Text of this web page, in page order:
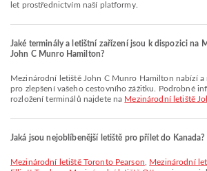
let prostřednictvím naší platformy.
Jaké terminály a letištní zařízení jsou k dispozici na
John C Munro Hamilton?
Mezinárodní letiště John C Munro Hamilton nabízí a mnoho dalších služeb
pro zlepšení vašeho cestovního zážitku. Podrobné
rozložení terminálů najdete na Mezinárodní letiště
Jaká jsou nejoblíbenější letiště pro přílet do Kanada?
Mezinárodní letiště Toronto Pearson
Mezinárodní